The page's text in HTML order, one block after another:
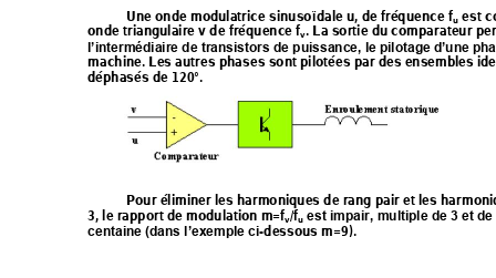
Une onde modulatrice sinusoïdale u, de fréquence fu est
onde triangulaire v de fréquence fv. La sortie du comparateur
l’intermédiaire de transistors de puissance, le pilotage d’une
machine. Les autres phases sont pilotées par des ensembles id
déphasés de 120°.
Pour éliminer les harmoniques de rang pair et les
3, le rapport de modulation m=fv/fu est impair, multiple de 3 et de
centaine (dans l’exemple ci-dessous m=9).